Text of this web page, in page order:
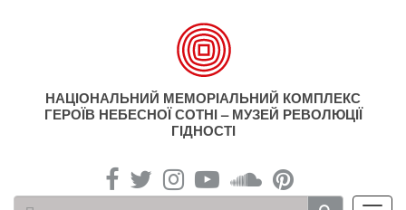
НАЦІОНАЛЬНИЙ МЕМОРІАЛЬНИЙ КОМПЛЕКС
ГЕРОЇВ НЕБЕСНОЇ СОТНІ – МУЗЕЙ РЕВОЛЮЦІЇ
ГІДНОСТІ